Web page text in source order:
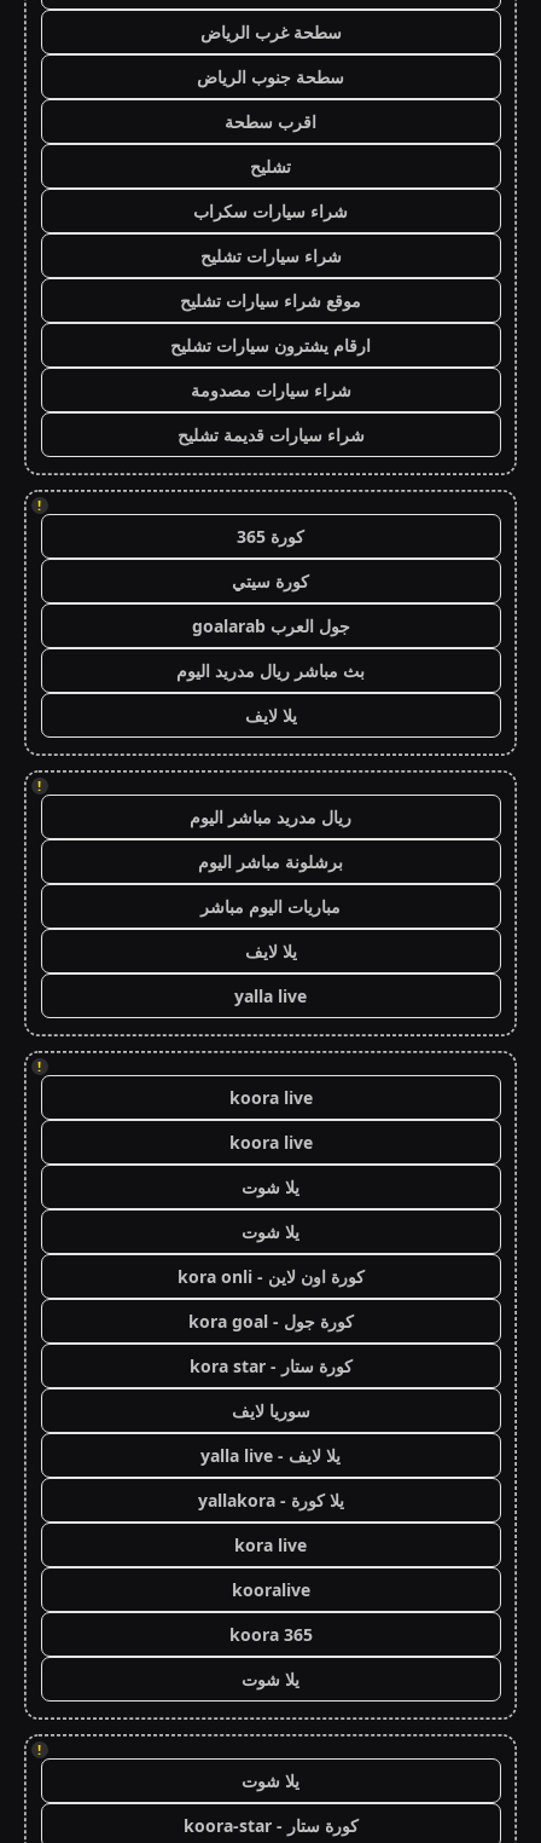
سطحة غرب الرياض
سطحة جنوب الرياض
اقرب سطحة
تشليح
شراء سيارات سكراب
شراء سيارات تشليح
موقع شراء سيارات تشليح
ارقام يشترون سيارات تشليح
شراء سيارات مصدومة
شراء سيارات قديمة تشليح
!
كورة 365
كورة سيتي
جول العرب goalarab
بث مباشر ريال مدريد اليوم
يلا لايف
!
ريال مدريد مباشر اليوم
برشلونة مباشر اليوم
مباريات اليوم مباشر
يلا لايف
yalla live
!
koora live
koora live
يلا شوت
يلا شوت
كورة اون لاين - kora onli
كورة جول - kora goal
كورة ستار - kora star
سوريا لايف
يلا لايف - yalla live
يلا كورة - yallakora
kora live
kooralive
koora 365
يلا شوت
!
يلا شوت
كورة ستار - koora-star